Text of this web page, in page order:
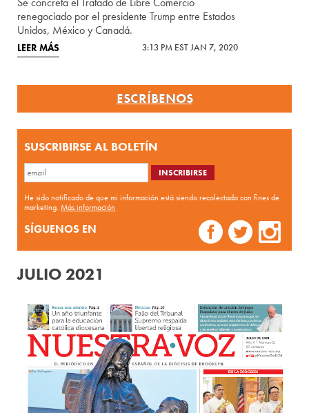
renegociado por el presidente Trump entre Estados
Unidos, México y Canadá.
LEER MÁS 3:13 PM EST JAN 7, 2020
ESCRÍBENOS
SUSCRIBIRSE AL BOLETÍN
He sido notificado de que mi información está siendo recolectada con fines de
marketing.Más información
SÍGUENOS EN
JULIO 2021